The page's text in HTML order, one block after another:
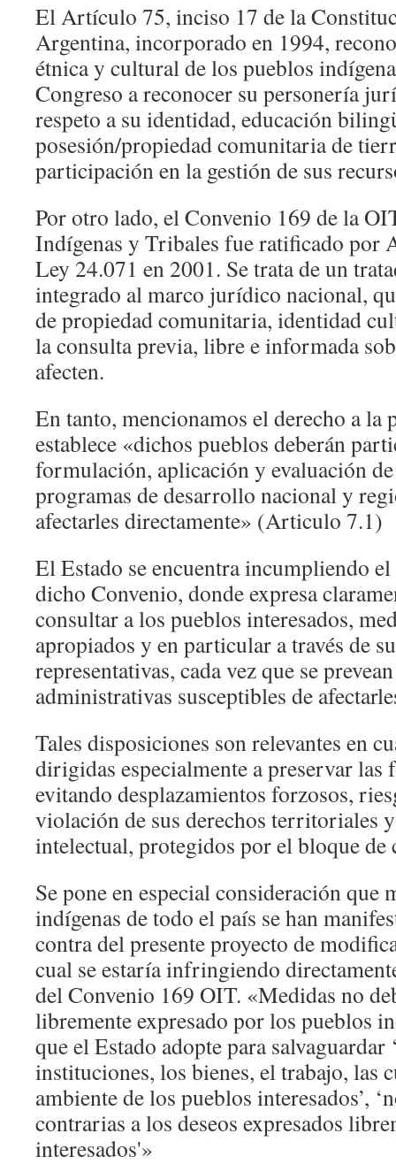
El Artículo 75, inciso 17 de la
Argentina, incorporado en 1994,
étnica y cultural de los pueblos
Congreso a reconocer su personería
respeto a su identidad, educación
posesión/propiedad comunitaria de
participación en la gestión de sus
Por otro lado, el Convenio 169 de la
Indígenas y Tribales fue ratificado por
Ley 24.071 en 2001. Se trata de un
integrado al marco jurídico nacional,
de propiedad comunitaria, identidad
la consulta previa, libre e informada
afecten.
En tanto, mencionamos el derecho a la
establece «dichos pueblos deberán
formulación, aplicación y evaluación
programas de desarrollo nacional y
afectarles directamente» (Articulo 7.1)
El Estado se encuentra incumpliendo
dicho Convenio, donde expresa
consultar a los pueblos interesados,
apropiados y en particular a través de
representativas, cada vez que se
administrativas susceptibles de
Tales disposiciones son relevantes en
dirigidas especialmente a preservar las
evitando desplazamientos forzosos,
violación de sus derechos territoriales
intelectual, protegidos por el bloque
Se pone en especial consideración que
indígenas de todo el país se han
contra del presente proyecto de
cual se estaría infringiendo
del Convenio 169 OIT. «Medidas no
libremente expresado por los pueblos
que el Estado adopte para salvaguardar
instituciones, los bienes, el trabajo, las
ambiente de los pueblos interesados’,
contrarias a los deseos expresados
interesados'»